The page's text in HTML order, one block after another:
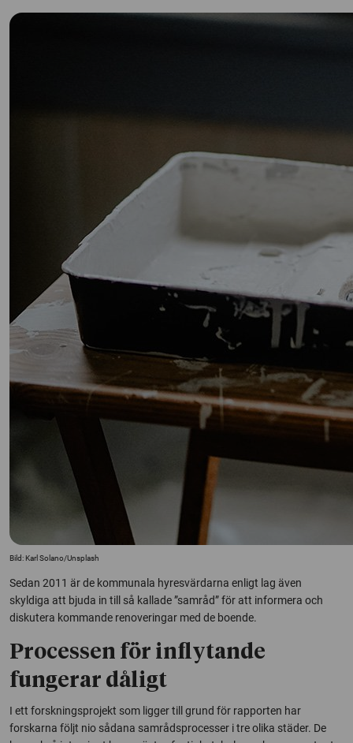
Bild: Karl Solano/Unsplash
Sedan 2011 är de kommunala hyresvärdarna enligt lag även
skyldiga att bjuda in till så kallade ”samråd” för att informera och
diskutera kommande renoveringar med de boende.
Processen för inflytande
fungerar dåligt
I ett forskningsprojekt som ligger till grund för rapporten har
forskarna följt nio sådana samrådsprocesser i tre olika städer. De